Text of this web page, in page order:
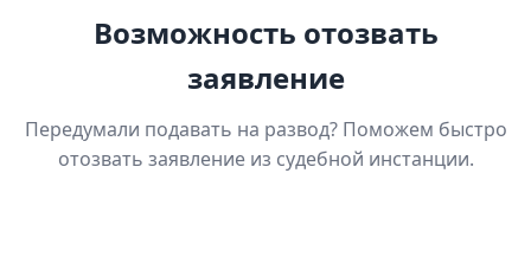
Возможность отозвать
заявление
Передумали подавать на развод? Поможем быстро
отозвать заявление из судебной инстанции.